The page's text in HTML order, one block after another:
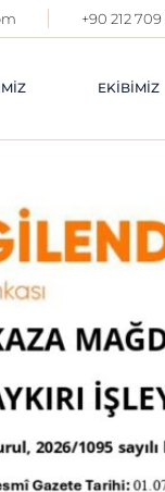
+90 212
EKIBIMIZ